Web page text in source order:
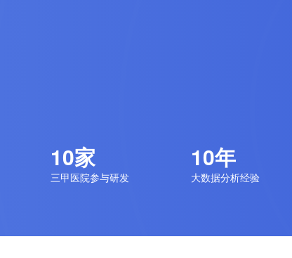
10家
三甲医院参与研发
10年
大数据分析经验